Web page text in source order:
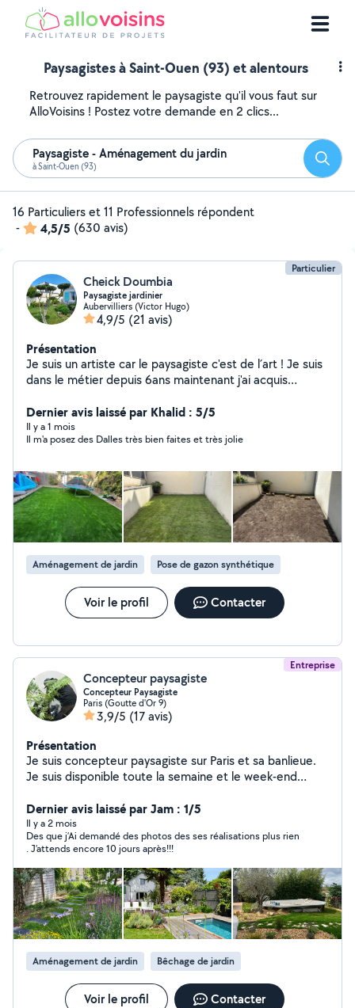
Paysagistes à Saint-Ouen (93) et alentours
Retrouvez rapidement le paysagiste qu'il vous faut sur
AlloVoisins ! Postez votre demande en 2 clics...
Paysagiste - Aménagement du jardin
à Saint-Ouen (93)
16 Particuliers et 11 Professionnels répondent
-
4,5/5 (630 avis)
Particulier
Cheick Doumbia
Paysagiste jardinier
Aubervilliers (Victor Hugo)
4,9/5 (21 avis)
Présentation
Je suis un artiste car le paysagiste c'est de l´art ! Je suis
dans le métier depuis 6ans maintenant j'ai acquis
l'entretien des espaces verts. Taille des arbustes Tonte
L'élagage des arbres Création des massifs Les conseils
pour choisir les végétaux les devis sont gratuits n'hésitez
Dernier avis laissé par Khalid : 5/5
Il y a 1 mois
Il m'a posez des Dalles très bien faites et très jolie
Aménagement de jardin Pose de gazon synthétique
Voir le profil Contacter
Entreprise
Concepteur paysagiste
Concepteur Paysagiste
Paris (Goutte d'Or 9)
3,9/5 (17 avis)
Présentation
Je suis concepteur paysagiste sur Paris et sa banlieue.
Je suis disponible toute la semaine et le week-end
(entretien) et vos projets de créations (Devis avec ou
sans option (une palette végétale, et un moodboard).
Je suis spécialisé dans la reconnaissance de végétaux.
Mes réalisations sont très souvent basées sur le végétal
et sur toutes ces formes (voir mes créations sur mon
profil). Mes aménagements paysagers concernent : les
jardins, les terrasses, les balcons filants, les patios, et
les rooftops. Je réalise des terrasses bois, des pergolas,
des bacs potagers, l'installation d'arrosage automatique
et d'éclairage, mise en place de bacs et poteries, et
surtout des plantations avec une palette végétal
adaptés à votre lieu mélangé à vos envies. Nolan
Instagram : nolan.rbc
Dernier avis laissé par Jam : 1/5
Il y a 2 mois
Des que j’Ai demandé des photos des ses réalisations plus rien
. J’attends encore 10 jours après!!!
Aménagement de jardin Bêchage de jardin
Voir le profil Contacter